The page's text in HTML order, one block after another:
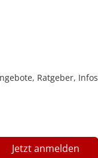
Ratgeber, Infos
Jetzt anmelden